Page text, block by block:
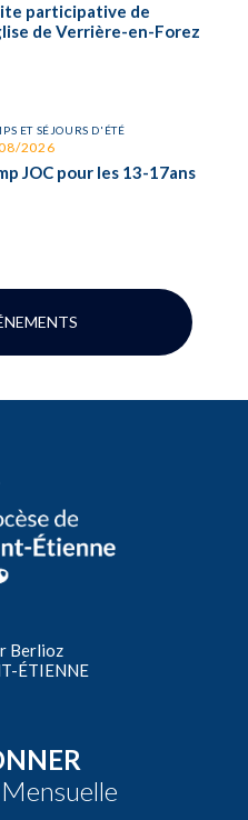
participative de
de Verrière-en-Forez
ET SÉJOURS D'ÉTÉ
2026
JOC pour les 13-17ans
Berlioz
ÉTIENNE